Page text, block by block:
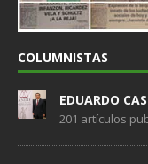
COLUMNISTAS
EDUARDO
201 artículos